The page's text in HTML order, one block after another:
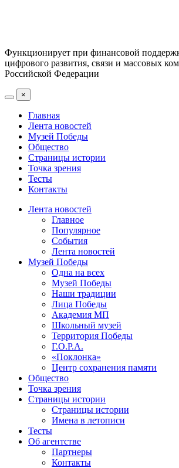
Функционирует при финансовой
цифрового развития, связи и массовых
Российской Федерации
×
Главная
Лента новостей
Музей Победы
Общество
Страницы истории
Точка зрения
Тесты
Контакты
Лента новостей
Главное
Популярное
События
Лента новостей
Музей Победы
Одна на всех
Музей Победы
Наши традиции
Лица Победы
Академия МП
Школьный музей
Территория Победы
Г.О.Р.А.
«Поклонка»
Центр сохранения памяти
Общество
Точка зрения
Страницы истории
Страницы истории
Имена в летописи
Тесты
Об агентстве
Партнеры
Контакты